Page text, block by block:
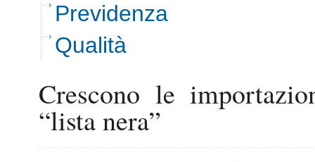
Previdenza
Qualità
Crescono le
“lista nera”